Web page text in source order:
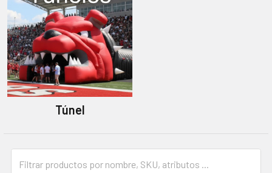
Túnel